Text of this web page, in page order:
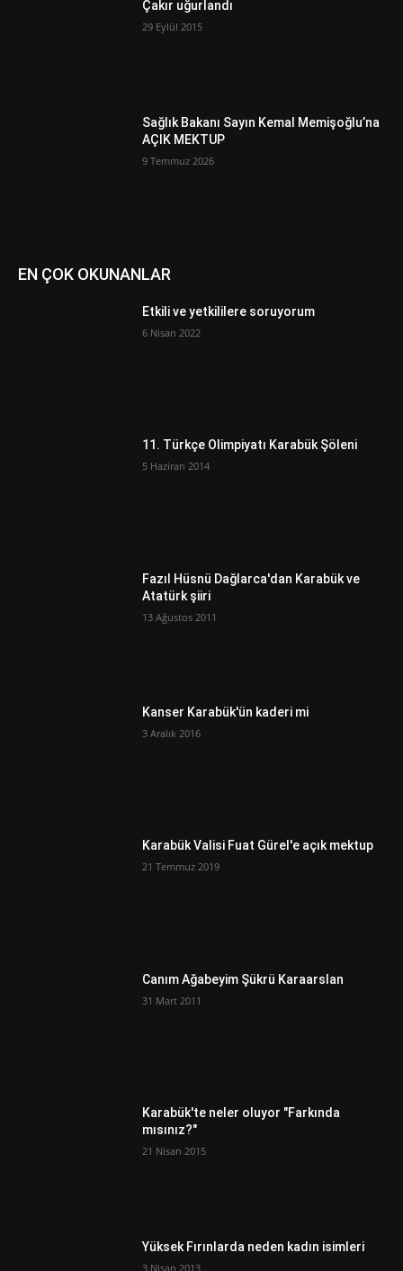
Çakır uğurlandı
29 Eylül 2015
Sağlık Bakanı Sayın Kemal Memişoğlu’na
AÇIK MEKTUP
9 Temmuz 2026
EN ÇOK OKUNANLAR
Etkili ve yetkililere soruyorum
6 Nisan 2022
11. Türkçe Olimpiyatı Karabük Şöleni
5 Haziran 2014
Fazıl Hüsnü Dağlarca'dan Karabük ve
Atatürk şiiri
13 Ağustos 2011
Kanser Karabük'ün kaderi mi
3 Aralık 2016
Karabük Valisi Fuat Gürel'e açık mektup
21 Temmuz 2019
Canım Ağabeyim Şükrü Karaarslan
31 Mart 2011
Karabük'te neler oluyor "Farkında
mısınız?"
21 Nisan 2015
Yüksek Fırınlarda neden kadın isimleri
3 Nisan 2013